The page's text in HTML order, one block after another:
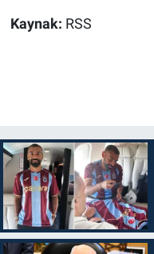
Kaynak: RSS